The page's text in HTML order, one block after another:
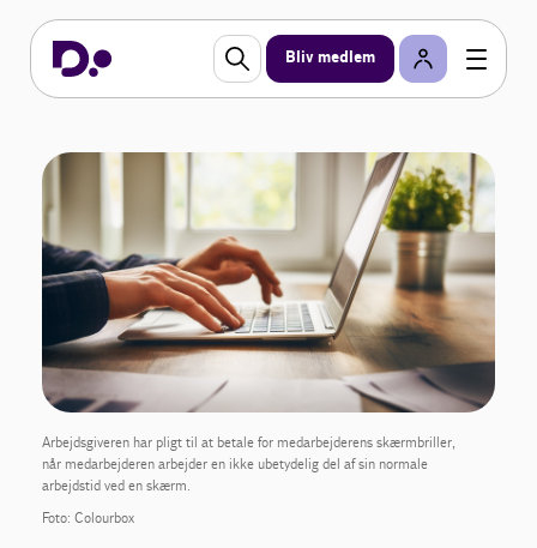
Bliv medlem
Arbejdsgiveren har pligt til at betale for medarbejderens skærmbriller,
når medarbejderen arbejder en ikke ubetydelig del af sin normale
arbejdstid ved en skærm.
Foto: Colourbox